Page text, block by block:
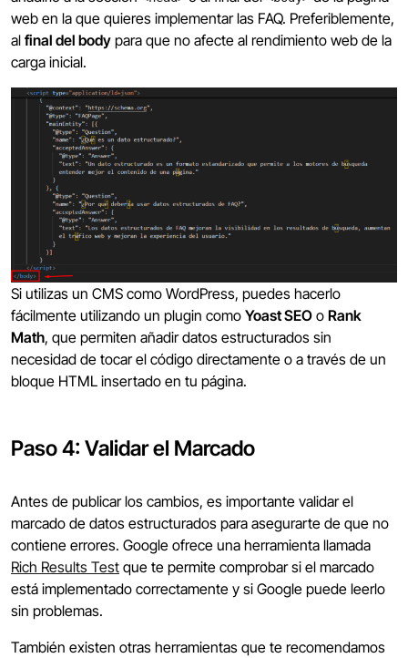
web en la que quieres implementar las FAQ. Preferiblemente,
al final del body para que no afecte al rendimiento web de la
carga inicial.
Si utilizas un CMS como WordPress, puedes hacerlo
fácilmente utilizando un plugin como Yoast SEO o Rank
Math, que permiten añadir datos estructurados sin
necesidad de tocar el código directamente o a través de un
bloque HTML insertado en tu página.
Paso 4: Validar el Marcado
Antes de publicar los cambios, es importante validar el
marcado de datos estructurados para asegurarte de que no
contiene errores. Google ofrece una herramienta llamada
Rich Results Test que te permite comprobar si el marcado
está implementado correctamente y si Google puede leerlo
sin problemas.
También existen otras herramientas que te recomendamos